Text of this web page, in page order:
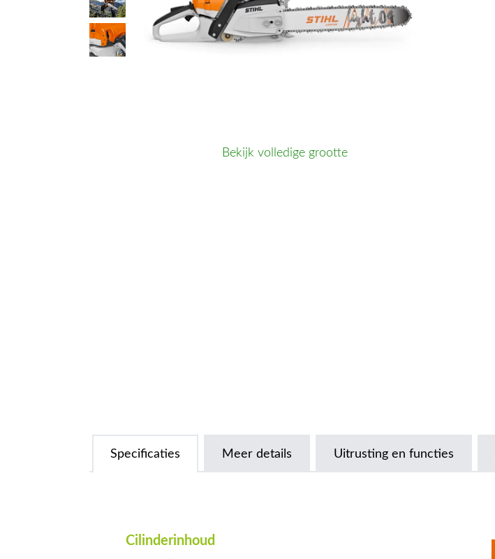
Bekijk volledige grootte
Specificaties Meer details Uitrusting en functies
Cilinderinhoud